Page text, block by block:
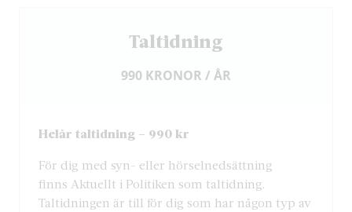
Taltidning
990 KRONOR / ÅR
Helår taltidning – 990 kr
För dig med syn- eller hörselnedsättning
finns Aktuellt i Politiken som taltidning.
Taltidningen är till för dig som har någon typ av